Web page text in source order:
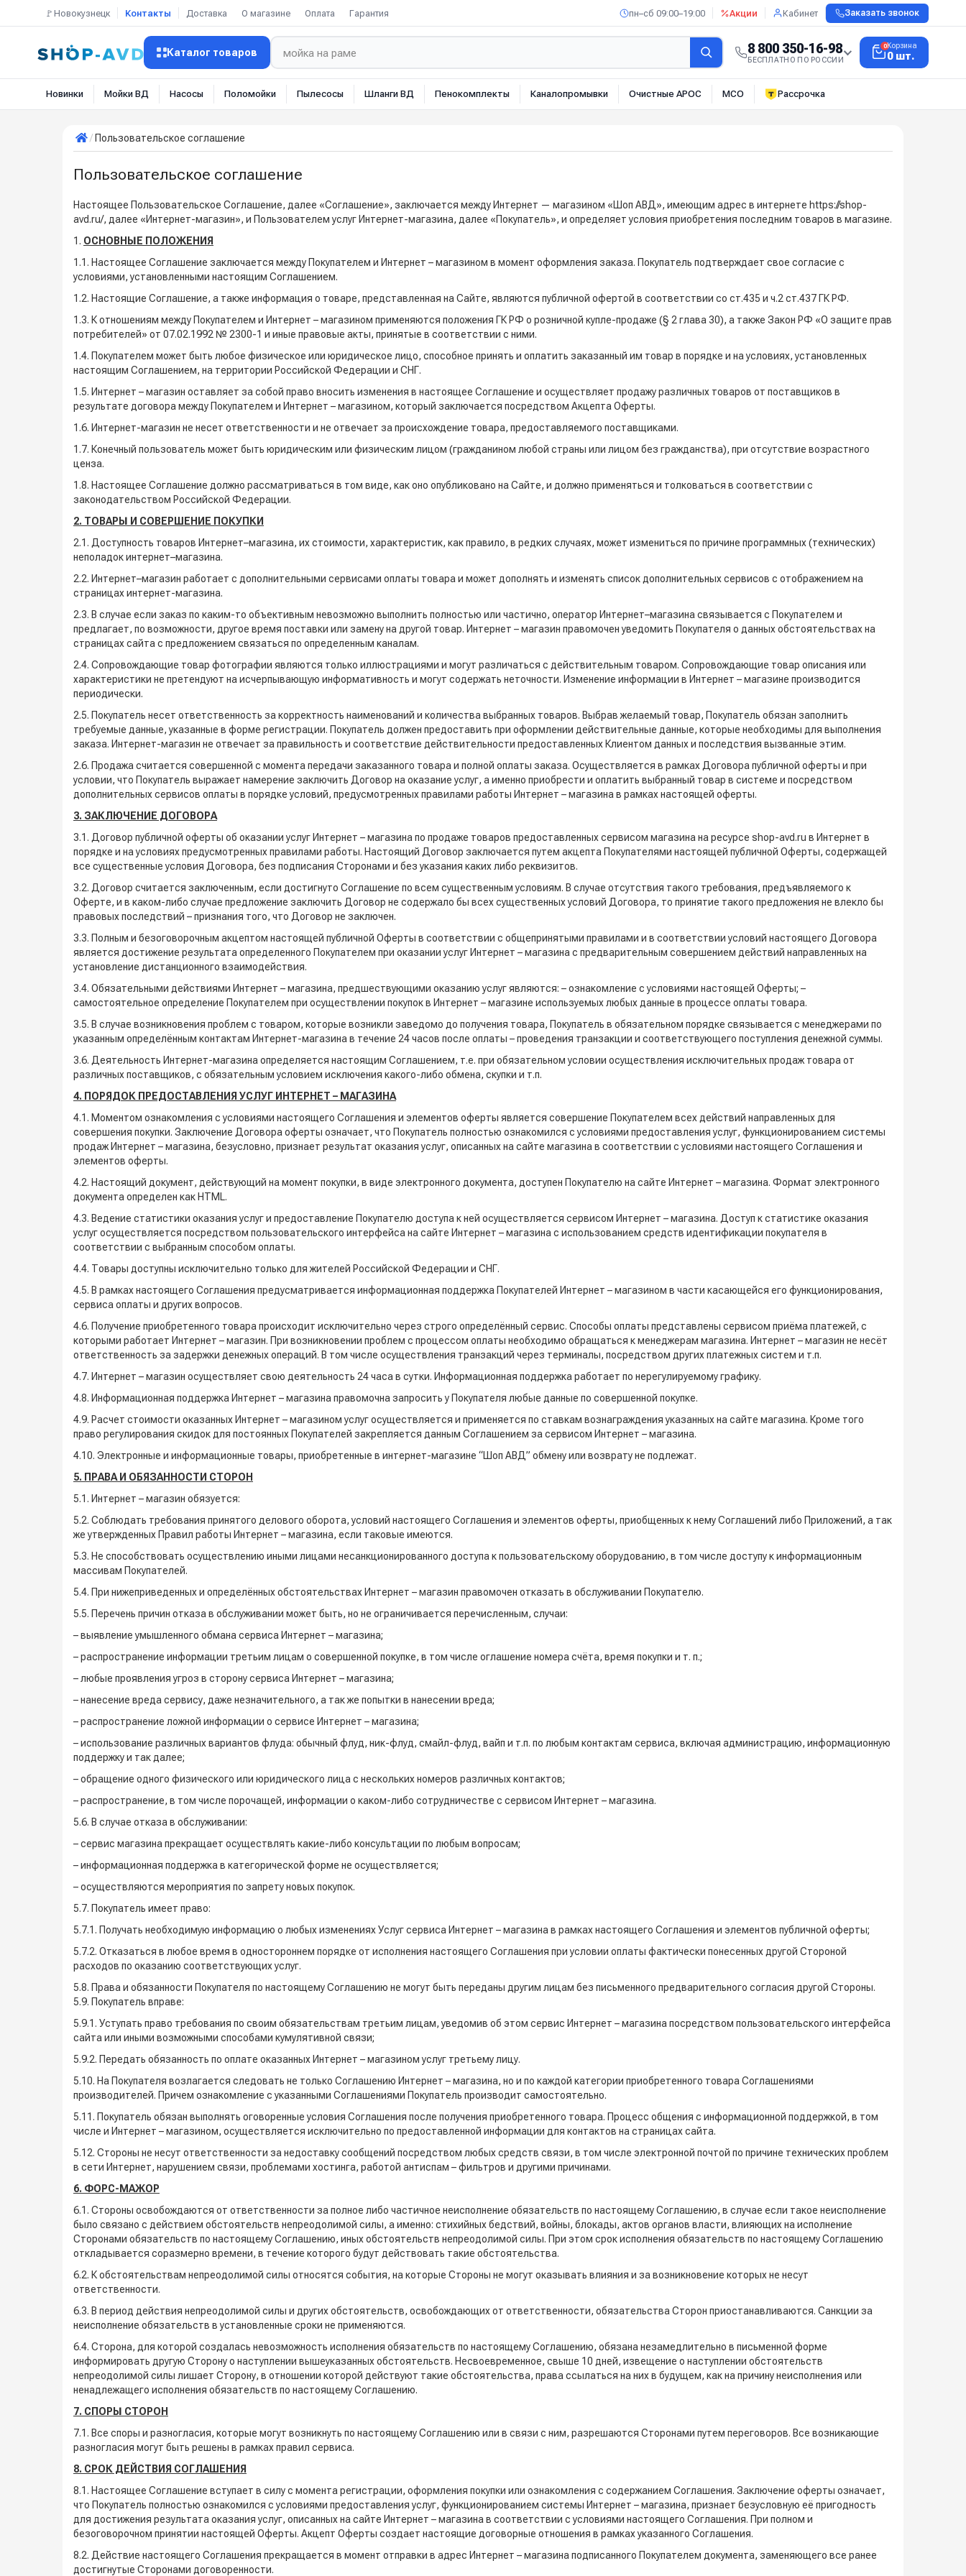
🚩Новокузнецк Контакты Доставка О магазине Оплата Гарантия пн–сб 09:00–19:00 Акции Кабинет Заказать звонок
Каталог товаров 8 800 350-16-98
БЕСПЛАТНО ПО РОССИИ
0Корзина
0 шт.
Новинки Мойки ВД Насосы Поломойки Пылесосы Шланги ВД Пенокомплекты Каналопромывки Очистные АРОС МСО Рассрочка
Пользовательское соглашение
Пользовательское соглашение
Настоящее Пользовательское Соглашение, далее «Соглашение», заключается между Интернет — магазином «Шоп АВД», имеющим адрес в интернете https://shop-
avd.ru/, далее «Интернет-магазин», и Пользователем услуг Интернет-магазина, далее «Покупатель», и определяет условия приобретения последним товаров в магазине.
1. ОСНОВНЫЕ ПОЛОЖЕНИЯ
1.1. Настоящее Соглашение заключается между Покупателем и Интернет – магазином в момент оформления заказа. Покупатель подтверждает свое согласие с
условиями, установленными настоящим Соглашением.
1.2. Настоящие Соглашение, а также информация о товаре, представленная на Сайте, являются публичной офертой в соответствии со ст.435 и ч.2 ст.437 ГК РФ.
1.3. К отношениям между Покупателем и Интернет – магазином применяются положения ГК РФ о розничной купле-продаже (§ 2 глава 30), а также Закон РФ «О защите прав
потребителей» от 07.02.1992 № 2300-1 и иные правовые акты, принятые в соответствии с ними.
1.4. Покупателем может быть любое физическое или юридическое лицо, способное принять и оплатить заказанный им товар в порядке и на условиях, установленных
настоящим Соглашением, на территории Российской Федерации и СНГ.
1.5. Интернет – магазин оставляет за собой право вносить изменения в настоящее Соглашение и осуществляет продажу различных товаров от поставщиков в
результате договора между Покупателем и Интернет – магазином, который заключается посредством Акцепта Оферты.
1.6. Интернет-магазин не несет ответственности и не отвечает за происхождение товара, предоставляемого поставщиками.
1.7. Конечный пользователь может быть юридическим или физическим лицом (гражданином любой страны или лицом без гражданства), при отсутствие возрастного
ценза.
1.8. Настоящее Соглашение должно рассматриваться в том виде, как оно опубликовано на Сайте, и должно применяться и толковаться в соответствии с
законодательством Российской Федерации.
2. ТОВАРЫ И СОВЕРШЕНИЕ ПОКУПКИ
2.1. Доступность товаров Интернет–магазина, их стоимости, характеристик, как правило, в редких случаях, может измениться по причине программных (технических)
неполадок интернет–магазина.
2.2. Интернет–магазин работает с дополнительными сервисами оплаты товара и может дополнять и изменять список дополнительных сервисов с отображением на
страницах интернет-магазина.
2.3. В случае если заказ по каким-то объективным невозможно выполнить полностью или частично, оператор Интернет–магазина связывается с Покупателем и
предлагает, по возможности, другое время поставки или замену на другой товар. Интернет – магазин правомочен уведомить Покупателя о данных обстоятельствах на
страницах сайта с предложением связаться по определенным каналам.
2.4. Сопровождающие товар фотографии являются только иллюстрациями и могут различаться с действительным товаром. Сопровождающие товар описания или
характеристики не претендуют на исчерпывающую информативность и могут содержать неточности. Изменение информации в Интернет – магазине производится
периодически.
2.5. Покупатель несет ответственность за корректность наименований и количества выбранных товаров. Выбрав желаемый товар, Покупатель обязан заполнить
требуемые данные, указанные в форме регистрации. Покупатель должен предоставить при оформлении действительные данные, которые необходимы для выполнения
заказа. Интернет-магазин не отвечает за правильность и соответствие действительности предоставленных Клиентом данных и последствия вызванные этим.
2.6. Продажа считается совершенной с момента передачи заказанного товара и полной оплаты заказа. Осуществляется в рамках Договора публичной оферты и при
условии, что Покупатель выражает намерение заключить Договор на оказание услуг, а именно приобрести и оплатить выбранный товар в системе и посредством
дополнительных сервисов оплаты в порядке условий, предусмотренных правилами работы Интернет – магазина в рамках настоящей оферты.
3. ЗАКЛЮЧЕНИЕ ДОГОВОРА
3.1. Договор публичной оферты об оказании услуг Интернет – магазина по продаже товаров предоставленных сервисом магазина на ресурсе shop-avd.ru в Интернет в
порядке и на условиях предусмотренных правилами работы. Настоящий Договор заключается путем акцепта Покупателями настоящей публичной Оферты, содержащей
все существенные условия Договора, без подписания Сторонами и без указания каких либо реквизитов.
3.2. Договор считается заключенным, если достигнуто Соглашение по всем существенным условиям. В случае отсутствия такого требования, предъявляемого к
Оферте, и в каком-либо случае предложение заключить Договор не содержало бы всех существенных условий Договора, то принятие такого предложения не влекло бы
правовых последствий – признания того, что Договор не заключен.
3.3. Полным и безоговорочным акцептом настоящей публичной Оферты в соответствии с общепринятыми правилами и в соответствии условий настоящего Договора
является достижение результата определенного Покупателем при оказании услуг Интернет – магазина с предварительным совершением действий направленных на
установление дистанционного взаимодействия.
3.4. Обязательными действиями Интернет – магазина, предшествующими оказанию услуг являются: – ознакомление с условиями настоящей Оферты; –
самостоятельное определение Покупателем при осуществлении покупок в Интернет – магазине используемых любых данные в процессе оплаты товара.
3.5. В случае возникновения проблем с товаром, которые возникли заведомо до получения товара, Покупатель в обязательном порядке связывается с менеджерами по
указанным определённым контактам Интернет-магазина в течение 24 часов после оплаты – проведения транзакции и соответствующего поступления денежной суммы.
3.6. Деятельность Интернет-магазина определяется настоящим Соглашением, т.е. при обязательном условии осуществления исключительных продаж товара от
различных поставщиков, с обязательным условием исключения какого-либо обмена, скупки и т.п.
4. ПОРЯДОК ПРЕДОСТАВЛЕНИЯ УСЛУГ ИНТЕРНЕТ – МАГАЗИНА
4.1. Моментом ознакомления с условиями настоящего Соглашения и элементов оферты является совершение Покупателем всех действий направленных для
совершения покупки. Заключение Договора оферты означает, что Покупатель полностью ознакомился с условиями предоставления услуг, функционированием системы
продаж Интернет – магазина, безусловно, признает результат оказания услуг, описанных на сайте магазина в соответствии с условиями настоящего Соглашения и
элементов оферты.
4.2. Настоящий документ, действующий на момент покупки, в виде электронного документа, доступен Покупателю на сайте Интернет – магазина. Формат электронного
документа определен как HTML.
4.3. Ведение статистики оказания услуг и предоставление Покупателю доступа к ней осуществляется сервисом Интернет – магазина. Доступ к статистике оказания
услуг осуществляется посредством пользовательского интерфейса на сайте Интернет – магазина с использованием средств идентификации покупателя в
соответствии с выбранным способом оплаты.
4.4. Товары доступны исключительно только для жителей Российской Федерации и СНГ.
4.5. В рамках настоящего Соглашения предусматривается информационная поддержка Покупателей Интернет – магазином в части касающейся его функционирования,
сервиса оплаты и других вопросов.
4.6. Получение приобретенного товара происходит исключительно через строго определённый сервис. Способы оплаты представлены сервисом приёма платежей, с
которыми работает Интернет – магазин. При возникновении проблем с процессом оплаты необходимо обращаться к менеджерам магазина. Интернет – магазин не несёт
ответственность за задержки денежных операций. В том числе осуществления транзакций через терминалы, посредством других платежных систем и т.п.
4.7. Интернет – магазин осуществляет свою деятельность 24 часа в сутки. Информационная поддержка работает по нерегулируемому графику.
4.8. Информационная поддержка Интернет – магазина правомочна запросить у Покупателя любые данные по совершенной покупке.
4.9. Расчет стоимости оказанных Интернет – магазином услуг осуществляется и применяется по ставкам вознаграждения указанных на сайте магазина. Кроме того
право регулирования скидок для постоянных Покупателей закрепляется данным Соглашением за сервисом Интернет – магазина.
4.10. Электронные и информационные товары, приобретенные в интернет-магазине “Шоп АВД” обмену или возврату не подлежат.
5. ПРАВА И ОБЯЗАННОСТИ СТОРОН
5.1. Интернет – магазин обязуется:
5.2. Соблюдать требования принятого делового оборота, условий настоящего Соглашения и элементов оферты, приобщенных к нему Соглашений либо Приложений, а так
же утвержденных Правил работы Интернет – магазина, если таковые имеются.
5.3. Не способствовать осуществлению иными лицами несанкционированного доступа к пользовательскому оборудованию, в том числе доступу к информационным
массивам Покупателей.
5.4. При нижеприведенных и определённых обстоятельствах Интернет – магазин правомочен отказать в обслуживании Покупателю.
5.5. Перечень причин отказа в обслуживании может быть, но не ограничивается перечисленным, случаи:
– выявление умышленного обмана сервиса Интернет – магазина;
– распространение информации третьим лицам о совершенной покупке, в том числе оглашение номера счёта, время покупки и т. п.;
– любые проявления угроз в сторону сервиса Интернет – магазина;
– нанесение вреда сервису, даже незначительного, а так же попытки в нанесении вреда;
– распространение ложной информации о сервисе Интернет – магазина;
– использование различных вариантов флуда: обычный флуд, ник-флуд, смайл-флуд, вайп и т.п. по любым контактам сервиса, включая администрацию, информационную
поддержку и так далее;
– обращение одного физического или юридического лица с нескольких номеров различных контактов;
– распространение, в том числе порочащей, информации о каком-либо сотрудничестве с сервисом Интернет – магазина.
5.6. В случае отказа в обслуживании:
– сервис магазина прекращает осуществлять какие-либо консультации по любым вопросам;
– информационная поддержка в категорической форме не осуществляется;
– осуществляются мероприятия по запрету новых покупок.
5.7. Покупатель имеет право:
5.7.1. Получать необходимую информацию о любых изменениях Услуг сервиса Интернет – магазина в рамках настоящего Соглашения и элементов публичной оферты;
5.7.2. Отказаться в любое время в одностороннем порядке от исполнения настоящего Соглашения при условии оплаты фактически понесенных другой Стороной
расходов по оказанию соответствующих услуг.
5.8. Права и обязанности Покупателя по настоящему Соглашению не могут быть переданы другим лицам без письменного предварительного согласия другой Стороны.
5.9. Покупатель вправе:
5.9.1. Уступать право требования по своим обязательствам третьим лицам, уведомив об этом сервис Интернет – магазина посредством пользовательского интерфейса
сайта или иными возможными способами кумулятивной связи;
5.9.2. Передать обязанность по оплате оказанных Интернет – магазином услуг третьему лицу.
5.10. На Покупателя возлагается следовать не только Соглашению Интернет – магазина, но и по каждой категории приобретенного товара Соглашениями
производителей. Причем ознакомление с указанными Соглашениями Покупатель производит самостоятельно.
5.11. Покупатель обязан выполнять оговоренные условия Соглашения после получения приобретенного товара. Процесс общения с информационной поддержкой, в том
числе и Интернет – магазином, осуществляется исключительно по предоставленной информации для контактов на страницах сайта.
5.12. Стороны не несут ответственности за недоставку сообщений посредством любых средств связи, в том числе электронной почтой по причине технических проблем
в сети Интернет, нарушением связи, проблемами хостинга, работой антиспам – фильтров и другими причинами.
6. ФОРС-МАЖОР
6.1. Стороны освобождаются от ответственности за полное либо частичное неисполнение обязательств по настоящему Соглашению, в случае если такое неисполнение
было связано с действием обстоятельств непреодолимой силы, а именно: стихийных бедствий, войны, блокады, актов органов власти, влияющих на исполнение
Сторонами обязательств по настоящему Соглашению, иных обстоятельств непреодолимой силы. При этом срок исполнения обязательств по настоящему Соглашению
откладывается соразмерно времени, в течение которого будут действовать такие обстоятельства.
6.2. К обстоятельствам непреодолимой силы относятся события, на которые Стороны не могут оказывать влияния и за возникновение которых не несут
ответственности.
6.3. В период действия непреодолимой силы и других обстоятельств, освобождающих от ответственности, обязательства Сторон приостанавливаются. Санкции за
неисполнение обязательств в установленные сроки не применяются.
6.4. Сторона, для которой создалась невозможность исполнения обязательств по настоящему Соглашению, обязана незамедлительно в письменной форме
информировать другую Сторону о наступлении вышеуказанных обстоятельств. Несвоевременное, свыше 10 дней, извещение о наступлении обстоятельств
непреодолимой силы лишает Сторону, в отношении которой действуют такие обстоятельства, права ссылаться на них в будущем, как на причину неисполнения или
ненадлежащего исполнения обязательств по настоящему Соглашению.
7. СПОРЫ СТОРОН
7.1. Все споры и разногласия, которые могут возникнуть по настоящему Соглашению или в связи с ним, разрешаются Сторонами путем переговоров. Все возникающие
разногласия могут быть решены в рамках правил сервиса.
8. СРОК ДЕЙСТВИЯ СОГЛАШЕНИЯ
8.1. Настоящее Соглашение вступает в силу с момента регистрации, оформления покупки или ознакомления с содержанием Соглашения. Заключение оферты означает,
что Покупатель полностью ознакомился с условиями предоставления услуг, функционированием системы Интернет – магазина, признает безусловную её пригодность
для достижения результата оказания услуг, описанных на сайте Интернет – магазина в соответствии с условиями настоящего Соглашения. При полном и
безоговорочном принятии настоящей Оферты. Акцепт Оферты создает настоящие договорные отношения в рамках указанного Соглашения.
8.2. Действие настоящего Соглашения прекращается в момент отправки в адрес Интернет – магазина подписанного Покупателем документа, заменяющего все ранее
достигнутые Сторонами договоренности.